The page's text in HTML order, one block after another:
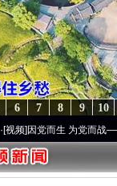
10
9
8
7
6
生 为党而战——百年“纪